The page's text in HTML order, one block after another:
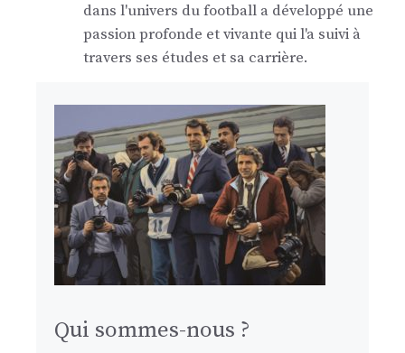
dans l'univers du football a développé une
passion profonde et vivante qui l'a suivi à
travers ses études et sa carrière.
Qui sommes-nous ?